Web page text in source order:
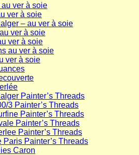
ver à soie
ver à soie
– au ver à soie
ver à soie
ver à soie
au ver à soie
ver à soie
Painter’s Threads
3 Painter’s Threads
Painter’s Threads
Painter’s Threads
Painter’s Threads
Paris Painter’s Threads
Caron